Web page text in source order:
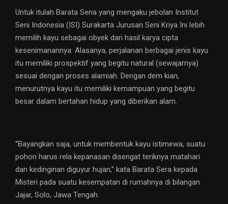
Untuk itulah Barata Sena yang mengaku jebolan Institut
Seni Indonesia (ISI) Surakarta Jurusan Seni Kriya Ini lebih
memilih kayu sebagai obyek dari hasil karya cipta
kesenimanannya. Alasanya, perjalanan berbagai jenis kayu
itu memiliki prospektif yang begitu natural (sewajarnya)
sesuai dengan proses alamiah. Dengan dem kian,
menurutnya kayu itu memiliki kemampuan yang begitu
besar dalam bertahan hidup yang diberikan alam.
“Bayangkan saja, untuk membentuk kayu istimewa, suatu
pohon harus rela kepanasan disengat teriknya matahari
dan kedinginan diguyur hujan,” kata Barata Sera kepada
Misteri pada suatu kesempatan di rumahnya di bilangan
Jajar, Solo, Jawa Tengah.